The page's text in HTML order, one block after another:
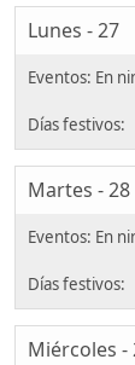
Lunes - 27
Martes - 28
Miércoles -